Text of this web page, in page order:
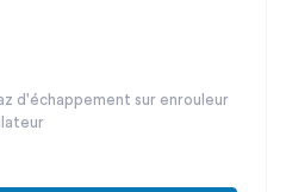
d'échappement sur enrouleur